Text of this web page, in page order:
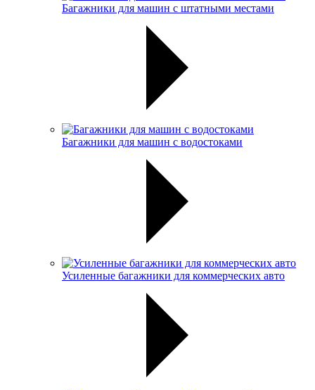
Багажники для машин с штатными местами
Багажники для машин с водостоками
Усиленные багажники для коммерческих авто